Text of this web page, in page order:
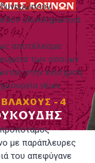
ολοκληρωτικά
αποτέλεσμα
των οποίων
στην ενίσχυση
νέων.
με παράπλευρες
του απεφύγανε